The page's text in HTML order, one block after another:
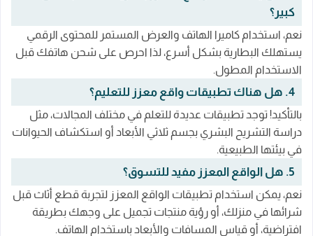
كبير؟
نعم، استخدام كاميرا الهاتف والعرض المستمر للمحتوى الرقمي
يستهلك البطارية بشكل أسرع، لذا احرص على شحن هاتفك قبل
الاستخدام المطول.
4. هل هناك تطبيقات واقع معزز للتعليم؟
بالتأكيد! توجد تطبيقات عديدة للتعلم في مختلف المجالات، مثل
دراسة التشريح البشري بجسم ثلاثي الأبعاد أو استكشاف الحيوانات
في بيئتها الطبيعية.
5. هل الواقع المعزز مفيد للتسوق؟
نعم، يمكن استخدام تطبيقات الواقع المعزز لتجربة قطع أثاث قبل
شرائها في منزلك، أو رؤية منتجات تجميل على وجهك بطريقة
افتراضية، أو قياس المسافات والأبعاد باستخدام الهاتف.